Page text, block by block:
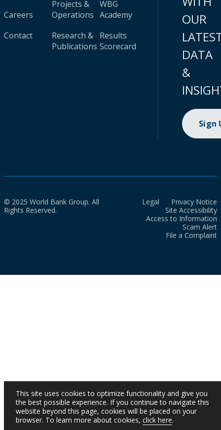
Careers
Contact
Projects &
Operations
Research &
Publications
WBG
Academy
Results
Scorecard
OUR
DATA
&
Sign
© 2025 World Bank Group. All
Rights Reserved.
Legal
Privacy Notice
Site Accessibility
Access to Information
Scam Alert
File a Complaint
This site uses cookies to optimize functionality and give you
the best possible experience. If you continue to navigate this
website beyond this page, cookies will be placed on your
browser. To learn more about cookies, click here.